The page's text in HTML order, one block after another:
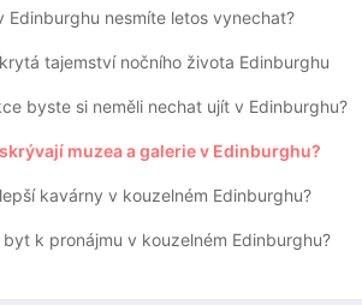
Edinburghu nesmíte letos vynechat?
tajemství nočního života Edinburghu
byste si neměli nechat ujít v Edinburghu?
muzea a galerie v Edinburghu?
kavárny v kouzelném Edinburghu?
k pronájmu v kouzelném Edinburghu?